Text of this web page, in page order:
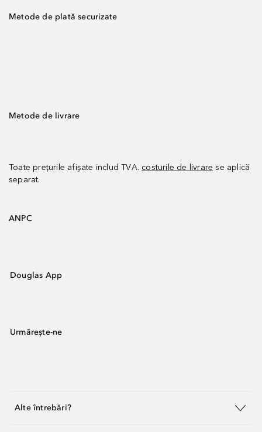
Metode de plată securizate
Metode de livrare
Toate prețurile afișate includ TVA. costurile de livrare se aplică
separat.
ANPC
Douglas App
Urmărește-ne
Alte întrebări?